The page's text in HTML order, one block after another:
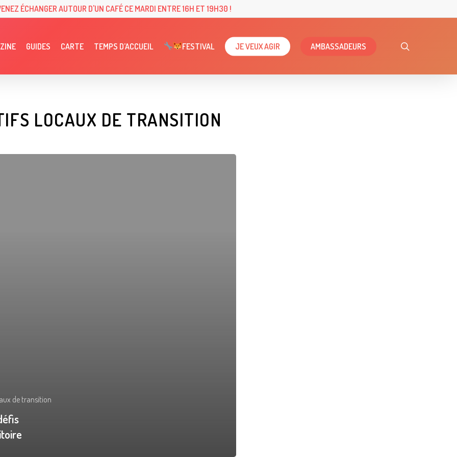
ÉCHANGER AUTOUR D'UN CAFÉ CE MARDI ENTRE 16H ET 19H30 !
GUIDES CARTE TEMPS D’ACCUEIL FESTIVAL JE VEUX AGIR AMBASSADEURS
LOCAUX DE TRANSITION
de transition